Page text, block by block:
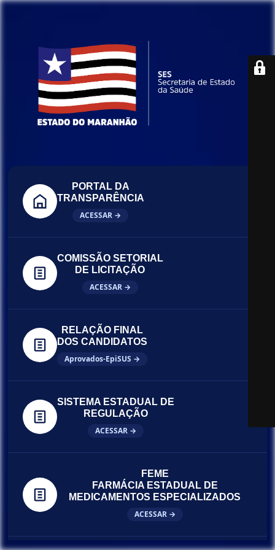
PORTAL DA
TRANSPARÊNCIA
ACESSAR →
COMISSÃO SETORIAL
DE LICITAÇÃO
ACESSAR →
RELAÇÃO FINAL
DOS CANDIDATOS
Aprovados-EpiSUS →
SISTEMA ESTADUAL DE
REGULAÇÃO
ACESSAR →
FEME
FARMÁCIA ESTADUAL DE
MEDICAMENTOS ESPECIALIZADOS
ACESSAR →